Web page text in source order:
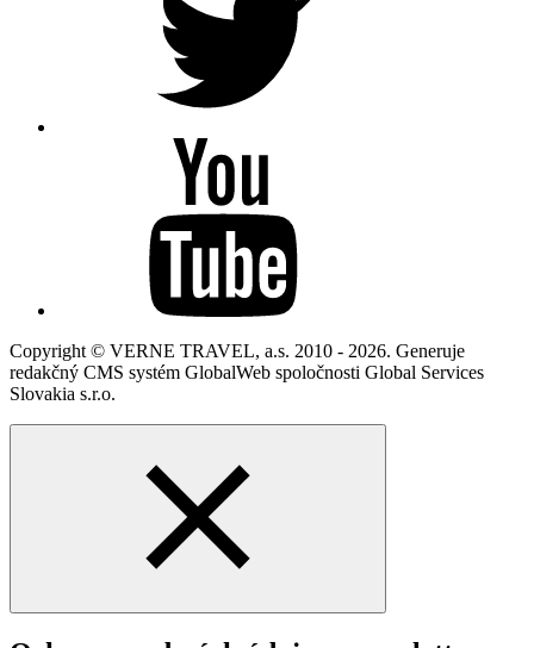
Copyright © VERNE TRAVEL, a.s. 2010 - 2026. Generuje
redakčný CMS systém GlobalWeb spoločnosti Global Services
Slovakia s.r.o.